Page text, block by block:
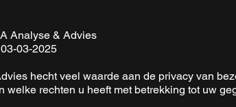
Analyse & Advies
03-2025
hecht veel waarde aan de privacy van
welke rechten u heeft met betrekking tot uw